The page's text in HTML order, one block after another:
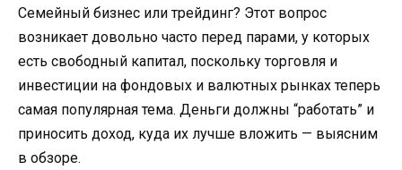
Семейный бизнес или трейдинг? Этот вопрос
возникает довольно часто перед парами, у которых
есть свободный капитал, поскольку торговля и
инвестиции на фондовых и валютных рынках теперь
самая популярная тема. Деньги должны “работать” и
приносить доход, куда их лучше вложить — выясним
в обзоре.